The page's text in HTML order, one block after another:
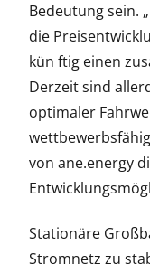
Bedeutung sein.
die
kün ftig einen
Derzeit sind
optimaler
von ane.energy
Stationäre
Stromnetz zu